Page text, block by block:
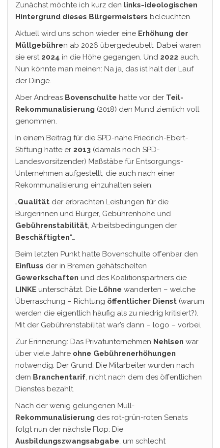
Zunächst möchte ich kurz den links-ideologischen
Hintergrund dieses Bürgermeisters beleuchten.
Aktuell wird uns schon wieder eine Erhöhung der
Müllgebühren ab 2026 übergedeubelt. Dabei waren
sie erst 2024 in die Höhe gegangen. Und 2022 auch.
Nun könnte man meinen: Na ja, das ist halt der Lauf
der Dinge.
Aber Andreas Bovenschulte hatte vor der Teil-
Rekommunalisierung (2018) den Mund ziemlich voll
genommen.
In einem Beitrag für die SPD-nahe Friedrich-Ebert-
Stiftung hatte er 2013 (damals noch SPD-
Landesvorsitzender) Maßstäbe für Entsorgungs-
Unternehmen aufgestellt, die auch nach einer
Rekommunalisierung einzuhalten seien:
„Qualität der erbrachten Leistungen für die
Bürgerinnen und Bürger, Gebührenhöhe und
Gebührenstabilität, Arbeitsbedingungen der
Beschäftigten“…
Beim letzten Punkt hatte Bovenschulte offenbar den
Einfluss der in Bremen gehätschelten
Gewerkschaften und des Koalitionspartners die
LINKE unterschätzt. Die Löhne wanderten – welche
Überraschung – Richtung öffentlicher Dienst (warum
werden die eigentlich häufig als zu niedrig kritisiert?).
Mit der Gebührenstabilität war’s dann – logo – vorbei.
Zur Erinnerung: Das Privatunternehmen Nehlsen war
über viele Jahre ohne Gebührenerhöhungen
notwendig. Der Grund: Die Mitarbeiter wurden nach
dem Branchentarif, nicht nach dem des öffentlichen
Dienstes bezahlt.
Nach der wenig gelungenen Müll-
Rekommunalisierung des rot-grün-roten Senats
folgt nun der nächste Flop: Die
Ausbildungszwangsabgabe, um schlecht